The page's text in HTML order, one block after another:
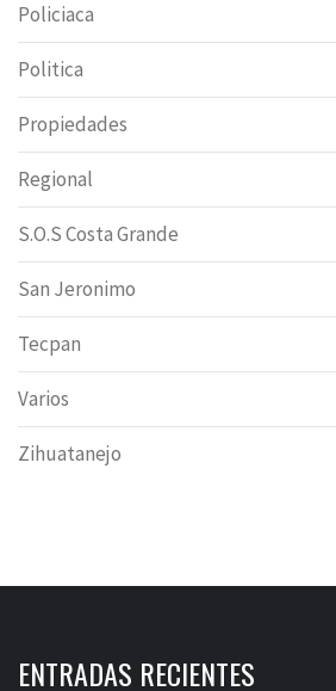
Policiaca
Politica
Propiedades
Regional
S.O.S Costa Grande
San Jeronimo
Tecpan
Varios
Zihuatanejo
ENTRADAS RECIENTES